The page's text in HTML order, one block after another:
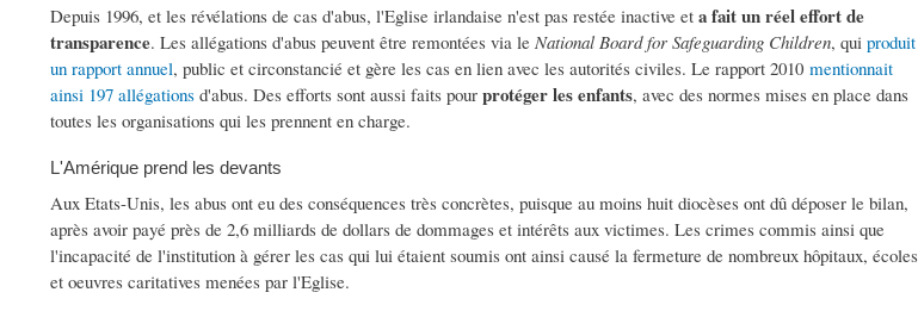
Depuis 1996, et les révélations de cas d'abus, l'Eglise irlandaise n'est pas restée inactive et a fait un réel effort de
transparence. Les allégations d'abus peuvent être remontées via le National Board for Safeguarding Children, qui produit
un rapport annuel, public et circonstancié et gère les cas en lien avec les autorités civiles. Le rapport 2010 mentionnait
ainsi 197 allégations d'abus. Des efforts sont aussi faits pour protéger les enfants, avec des normes mises en place dans
toutes les organisations qui les prennent en charge.
L'Amérique prend les devants
Aux Etats-Unis, les abus ont eu des conséquences très concrètes, puisque au moins huit diocèses ont dû déposer le bilan,
après avoir payé près de 2,6 milliards de dollars de dommages et intérêts aux victimes. Les crimes commis ainsi que
l'incapacité de l'institution à gérer les cas qui lui étaient soumis ont ainsi causé la fermeture de nombreux hôpitaux, écoles
et oeuvres caritatives menées par l'Eglise.